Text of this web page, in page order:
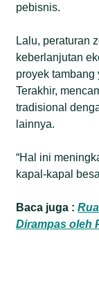
pebisnis.
Lalu, peraturan
keberlanjutan
proyek
Terakhir,
tradisional
lainnya.
“Hal ini
kapal-kapal
Baca juga :
Dirampas oleh